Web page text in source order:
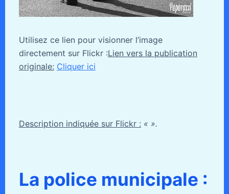
Utilisez ce lien pour visionner l’image
directement sur Flickr :Lien vers la publication
originale: Cliquer ici
Description indiquée sur Flickr : « ».
La police municipale :